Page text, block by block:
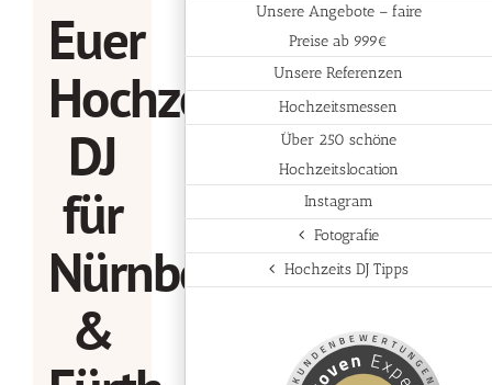
Unsere Angebote – faire
Preise ab 999€
Unsere Referenzen
Hochzeitsmessen
Über 250 schöne
Hochzeitslocation
Instagram
Fotografie
Hochzeits DJ Tipps
Euer
Hochzeits-
DJ
für
Nürnberg
&